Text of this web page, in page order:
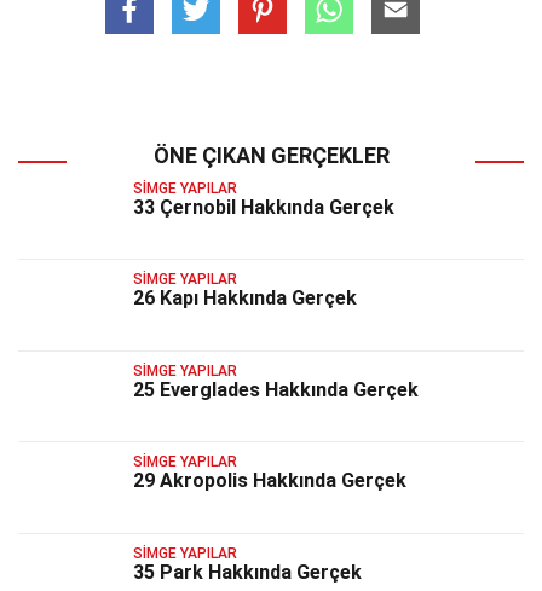
ÖNE ÇIKAN GERÇEKLER
SIMGE YAPILAR
33 Çernobil Hakkında Gerçek
SIMGE YAPILAR
26 Kapı Hakkında Gerçek
SIMGE YAPILAR
25 Everglades Hakkında Gerçek
SIMGE YAPILAR
29 Akropolis Hakkında Gerçek
SIMGE YAPILAR
35 Park Hakkında Gerçek